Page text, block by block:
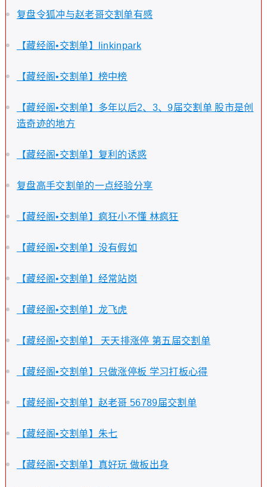
复盘令狐冲与赵老哥交割单有感
【藏经阁•交割单】linkinpark
【藏经阁•交割单】榜中榜
【藏经阁•交割单】多年以后2、3、9届交割单 股市是创
造奇迹的地方
【藏经阁•交割单】复利的诱惑
复盘高手交割单的一点经验分享
【藏经阁•交割单】疯狂小不懂 林疯狂
【藏经阁•交割单】没有假如
【藏经阁•交割单】经常站岗
【藏经阁•交割单】龙飞虎
【藏经阁•交割单】 天天排涨停 第五届交割单
【藏经阁•交割单】只做涨停板 学习打板心得
【藏经阁•交割单】赵老哥 56789届交割单
【藏经阁•交割单】朱七
【藏经阁•交割单】真好玩 做板出身